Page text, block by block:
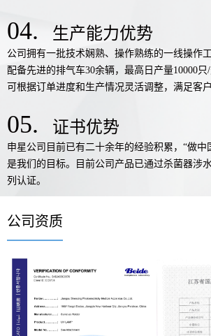
04. 生产能力优势
公司拥有一批技术娴熟、操作熟练的一线操作工
配备先进的排气车30余辆，最高日产量10000只/
可根据订单进度和生产情况灵活调整，满足客
05. 证书优势
申星公司目前已有二十余年的经验积累，“做中
是我们的目标。目前公司产品已通过杀菌器涉
列认证。
公司资质